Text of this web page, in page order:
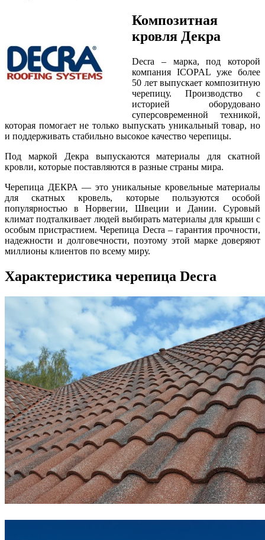
Композитная
кровля Декра
Decra – марка, под которой
компания ICOPAL уже более
50 лет выпускает композитную
черепицу. Производство с
историей оборудовано
суперсовременной техникой,
которая помогает не только выпускать уникальный товар, но
и поддерживать стабильно высокое качество черепицы.
Под маркой Декра выпускаются материалы для скатной
кровли, которые поставляются в разные страны мира.
Черепица ДЕКРА — это уникальные кровельные материалы
для скатных кровель, которые пользуются особой
популярностью в Норвегии, Швеции и Дании. Суровый
климат подталкивает людей выбирать материалы для крыши с
особым пристрастием. Черепица Decra – гарантия прочности,
надежности и долговечности, поэтому этой марке доверяют
миллионы клиентов по всему миру.
Характеристика черепица Decra